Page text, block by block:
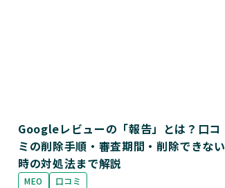
Googleレビューの「報告」とは？口コ
ミの削除手順・審査期間・削除できない
時の対処法まで解説
MEO
口コミ